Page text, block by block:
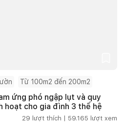
Từ 100m2 đến 200m2
ứng phó ngập lụt và quy
hoạt cho gia đình 3 thế hệ
29 lượt thích | 59.165 lượt xem